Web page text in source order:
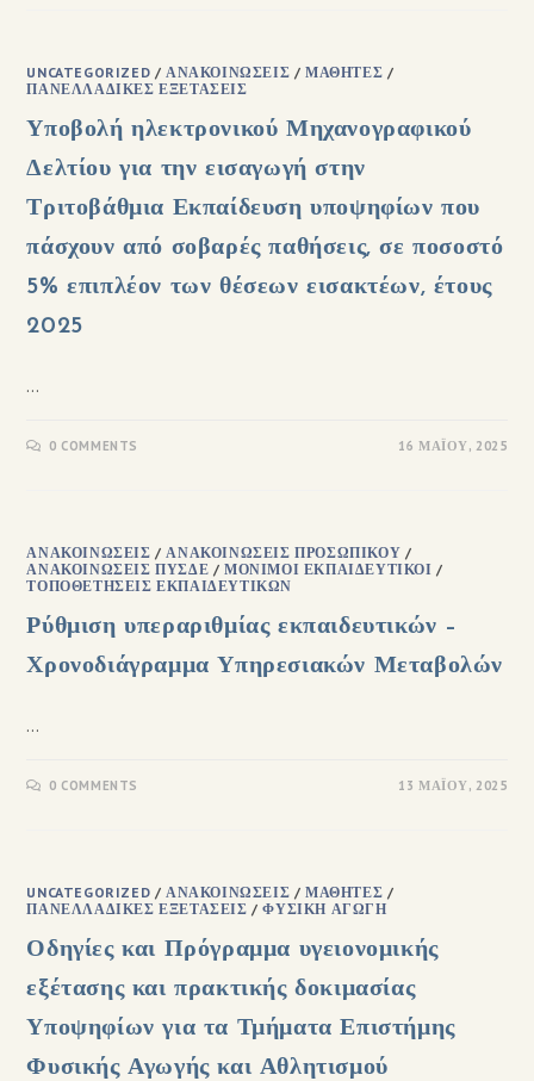
UNCATEGORIZED /ΑΝΑΚΟΙΝΏΣΕΙΣ /ΜΑΘΗΤΈΣ /
ΠΑΝΕΛΛΑΔΙΚΈΣ ΕΞΕΤΆΣΕΙΣ
Υποβολή ηλεκτρονικού Μηχανογραφικού
Δελτίου για την εισαγωγή στην
Τριτοβάθμια Εκπαίδευση υποψηφίων που
πάσχουν από σοβαρές παθήσεις, σε ποσοστό
5% επιπλέον των θέσεων εισακτέων, έτους
2025
…
0 COMMENTS 16 ΜΑΪ́ΟΥ, 2025
ΑΝΑΚΟΙΝΏΣΕΙΣ /ΑΝΑΚΟΙΝΏΣΕΙΣ ΠΡΟΣΩΠΙΚΟΎ /
ΑΝΑΚΟΙΝΏΣΕΙΣ ΠΥΣΔΕ /ΜΌΝΙΜΟΙ ΕΚΠΑΙΔΕΥΤΙΚΟΊ /
ΤΟΠΟΘΕΤΉΣΕΙΣ ΕΚΠΑΙΔΕΥΤΙΚΏΝ
Ρύθμιση υπεραριθμίας εκπαιδευτικών –
Χρονοδιάγραμμα Υπηρεσιακών Μεταβολών
…
0 COMMENTS 13 ΜΑΪ́ΟΥ, 2025
UNCATEGORIZED /ΑΝΑΚΟΙΝΏΣΕΙΣ /ΜΑΘΗΤΈΣ /
ΠΑΝΕΛΛΑΔΙΚΈΣ ΕΞΕΤΆΣΕΙΣ /ΦΥΣΙΚΉ ΑΓΩΓΉ
Οδηγίες και Πρόγραμμα υγειονομικής
εξέτασης και πρακτικής δοκιμασίας
Υποψηφίων για τα Τμήματα Επιστήμης
Φυσικής Αγωγής και Αθλητισμού